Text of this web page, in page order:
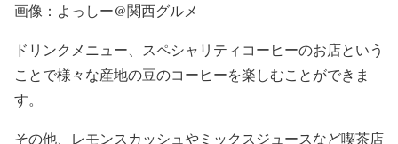
画像：よっしー@関西グルメ
ドリンクメニュー、スペシャリティコーヒーのお店という
ことで様々な産地の豆のコーヒーを楽しむことができま
す。
その他、レモンスカッシュやミックスジュースなど喫茶店